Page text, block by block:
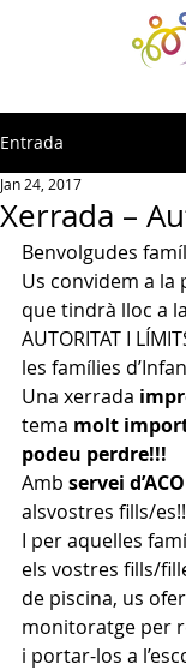
Entrada
Xerrada –
Jan 24, 2017
Benvolgudes
Us convidem a
que tindrà lloc a
AUTORITAT I
les famílies
Una xerrada
tema molt
podeu perdre!!!
Amb servei
alsvostres fills/es!!
I per aquelles
els vostres fills/
de piscina, us
monitoratge per
i portar-los a